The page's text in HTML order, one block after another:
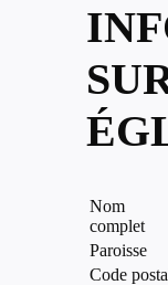
Nom
complet
Paroisse
Code